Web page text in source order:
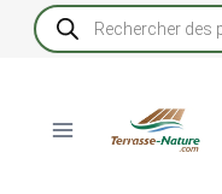
Recherche
de
produits